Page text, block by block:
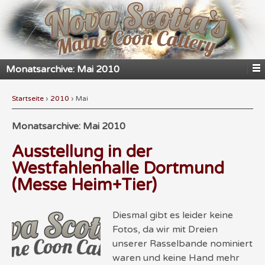
Monatsarchive: Mai 2010
Startseite › 2010 › Mai
Monatsarchive: Mai 2010
Ausstellung in der
Westfahlenhalle Dortmund
(Messe Heim+Tier)
Diesmal gibt es leider keine
Fotos, da wir mit Dreien
unserer Rasselbande nominiert
waren und keine Hand mehr